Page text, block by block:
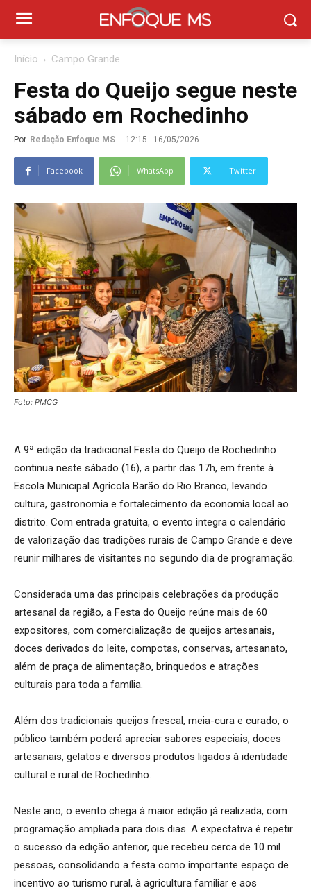
Início Campo Grande
Festa do Queijo segue neste
sábado em Rochedinho
Por Redação Enfoque MS - 12:15 - 16/05/2026
Facebook WhatsApp Twitter
Foto: PMCG
A 9ª edição da tradicional Festa do Queijo de Rochedinho
continua neste sábado (16), a partir das 17h, em frente à
Escola Municipal Agrícola Barão do Rio Branco, levando
cultura, gastronomia e fortalecimento da economia local ao
distrito. Com entrada gratuita, o evento integra o calendário
de valorização das tradições rurais de Campo Grande e deve
reunir milhares de visitantes no segundo dia de programação.
Considerada uma das principais celebrações da produção
artesanal da região, a Festa do Queijo reúne mais de 60
expositores, com comercialização de queijos artesanais,
doces derivados do leite, compotas, conservas, artesanato,
além de praça de alimentação, brinquedos e atrações
culturais para toda a família.
Além dos tradicionais queijos frescal, meia-cura e curado, o
público também poderá apreciar sabores especiais, doces
artesanais, gelatos e diversos produtos ligados à identidade
cultural e rural de Rochedinho.
Neste ano, o evento chega à maior edição já realizada, com
programação ampliada para dois dias. A expectativa é repetir
o sucesso da edição anterior, que recebeu cerca de 10 mil
pessoas, consolidando a festa como importante espaço de
incentivo ao turismo rural, à agricultura familiar e aos